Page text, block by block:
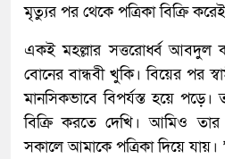
মৃত্যুর পর থেকে পত্রিকা বিক্রি
একই মহল্লার সত্তরোর্ধ্ব আবদুল
বোনের বান্ধবী খুকি। বিয়ের পর
মানসিকভাবে বিপর্যস্ত হয়ে পড়ে।
বিক্রি করতে দেখি। আমিও তার
সকালে আমাকে পত্রিকা দিয়ে যায়। ’